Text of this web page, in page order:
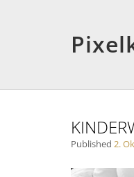
Published 2.